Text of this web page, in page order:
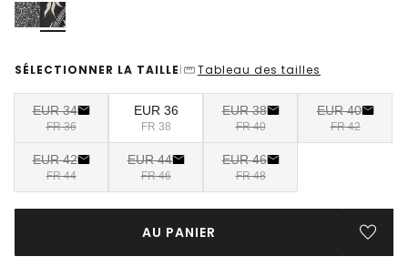
SÉLECTIONNER LA TAILLE | Tableau des tailles
EUR 34
FR 36
EUR 36
FR 38
EUR 38
FR 40
EUR 40
FR 42
EUR 42
FR 44
EUR 44
FR 46
EUR 46
FR 48
AU PANIER